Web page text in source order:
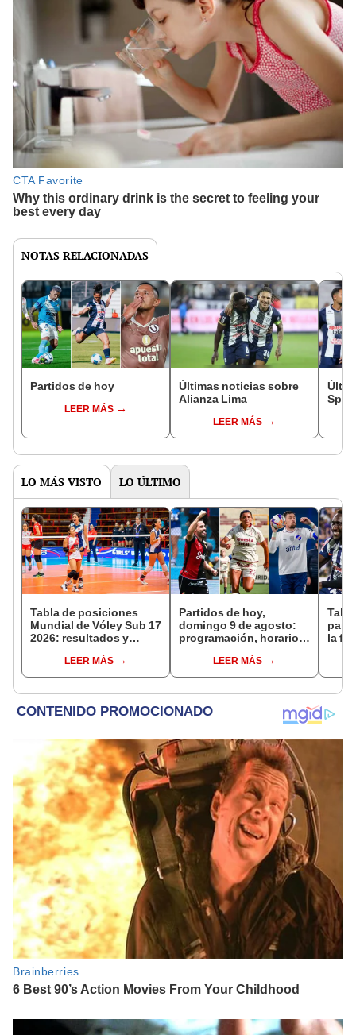
NOTAS RELACIONADAS
Partidos de hoy
LEER MÁS
Últimas noticias sobre
Alianza Lima
LEER MÁS
LO MÁS VISTO LO ÚLTIMO
Tabla de posiciones
Mundial de Vóley Sub 17
2026: resultados y
de gruposLEER MÁS
Partidos de hoy,
domingo 9 de agosto:
programación, horarios
EN VIVOLEER MÁS
la